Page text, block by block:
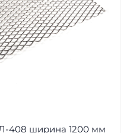
408 ширина 1200 мм